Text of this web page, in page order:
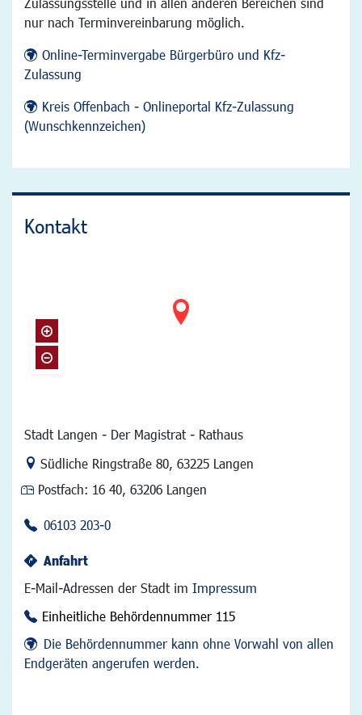
nur nach Terminvereinbarung möglich.
Online-Terminvergabe Bürgerbüro und Kfz-
Zulassung
Kreis Offenbach - Onlineportal Kfz-Zulassung
(Wunschkennzeichen)
Kontakt
Stadt Langen - Der Magistrat - Rathaus
Link zur Google-Maps Navigation
Südliche Ringstraße 80, 63225 Langen
Postfach: 16 40, 63206 Langen
06103 203-0
Anfahrt
E-Mail-Adressen der Stadt im Impressum
Einheitliche Behördennummer 115
Die Behördennummer kann ohne Vorwahl von allen
Endgeräten angerufen werden.